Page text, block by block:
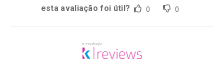
esta avaliação foi útil? 0 0